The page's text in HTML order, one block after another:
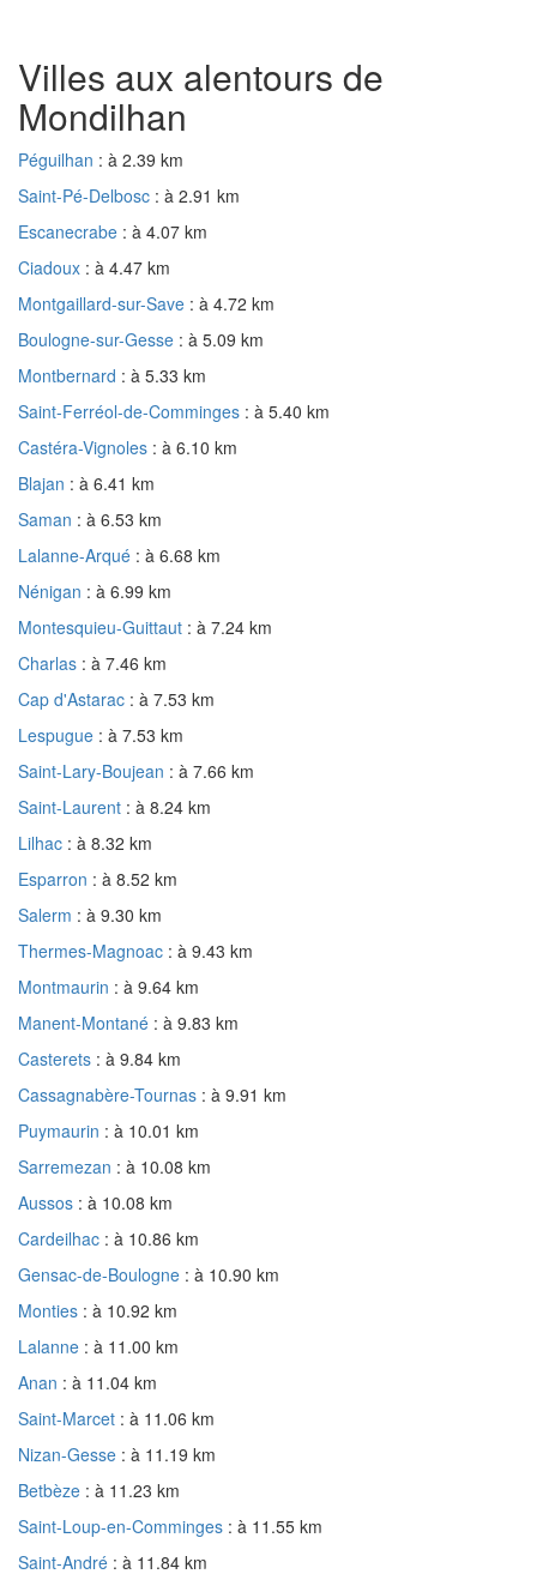
Villes aux alentours de
Mondilhan
Péguilhan : à 2.39 km
Saint-Pé-Delbosc : à 2.91 km
Escanecrabe : à 4.07 km
Ciadoux : à 4.47 km
Montgaillard-sur-Save : à 4.72 km
Boulogne-sur-Gesse : à 5.09 km
Montbernard : à 5.33 km
Saint-Ferréol-de-Comminges : à 5.40 km
Castéra-Vignoles : à 6.10 km
Blajan : à 6.41 km
Saman : à 6.53 km
Lalanne-Arqué : à 6.68 km
Nénigan : à 6.99 km
Montesquieu-Guittaut : à 7.24 km
Charlas : à 7.46 km
Cap d'Astarac : à 7.53 km
Lespugue : à 7.53 km
Saint-Lary-Boujean : à 7.66 km
Saint-Laurent : à 8.24 km
Lilhac : à 8.32 km
Esparron : à 8.52 km
Salerm : à 9.30 km
Thermes-Magnoac : à 9.43 km
Montmaurin : à 9.64 km
Manent-Montané : à 9.83 km
Casterets : à 9.84 km
Cassagnabère-Tournas : à 9.91 km
Puymaurin : à 10.01 km
Sarremezan : à 10.08 km
Aussos : à 10.08 km
Cardeilhac : à 10.86 km
Gensac-de-Boulogne : à 10.90 km
Monties : à 10.92 km
Lalanne : à 11.00 km
Anan : à 11.04 km
Saint-Marcet : à 11.06 km
Nizan-Gesse : à 11.19 km
Betbèze : à 11.23 km
Saint-Loup-en-Comminges : à 11.55 km
Saint-André : à 11.84 km